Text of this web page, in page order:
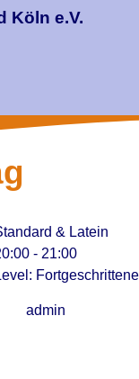
Köln e.V.
& Latein
- 21:00
admin